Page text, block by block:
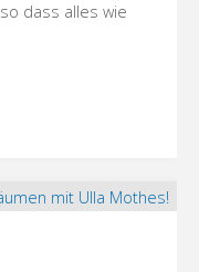
dass alles wie